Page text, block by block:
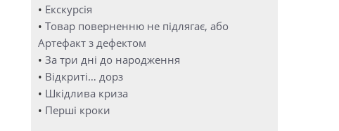
• Екскурсія
• Товар поверненню не підлягає, або
Артефакт з дефектом
• За три дні до народження
• Відкриті… дорз
• Шкідлива криза
• Перші кроки